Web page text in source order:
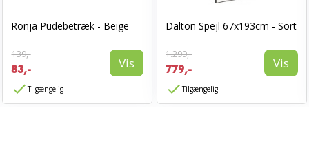
Ronja Pudebetræk - Beige
139,-
83,- Vis
Tilgængelig
Dalton Spejl 67x193cm - Sort
1.299,-
779,- Vis
Tilgængelig